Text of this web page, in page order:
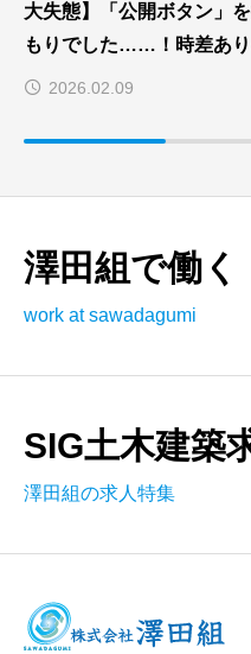
大失態】「公開ボタン」
もりでした……！時差あ
告。2026.02.09
澤田組で働く
work at sawadagumi
SIG土木建築
澤田組の求人特集